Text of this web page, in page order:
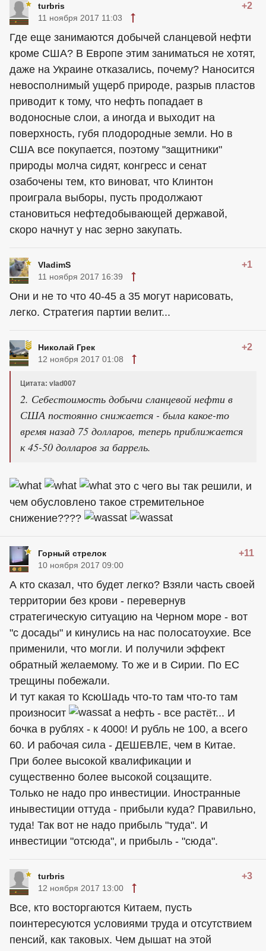
turbris +2
11 ноября 2017 11:03
Где еще занимаются добычей сланцевой нефти
кроме США? В Европе этим заниматься не хотят,
даже на Украине отказались, почему? Наносится
невосполнимый ущерб природе, разрыв пластов
приводит к тому, что нефть попадает в
водоносные слои, а иногда и выходит на
поверхность, губя плодородные земли. Но в
США все покупается, поэтому "защитники"
природы молча сидят, конгресс и сенат
озабочены тем, кто виноват, что Клинтон
проиграла выборы, пусть продолжают
становиться нефтедобывающей державой,
скоро начнут у нас зерно закупать.
VladimS +1
11 ноября 2017 16:39
Они и не то что 40-45 а 35 могут нарисовать,
легко. Стратегия партии велит...
Николай Грек +2
12 ноября 2017 01:08
Цитата: vlad007
2. Себестоимость добычи сланцевой нефти в
США постоянно снижается - была какое-то
время назад 75 долларов, теперь приближается
к 45-50 долларов за баррель.
это с чего вы так решили, и
чем обусловлено такое стремительное
снижение????
Горный стрелок +11
10 ноября 2017 09:00
А кто сказал, что будет легко? Взяли часть своей
территории без крови - перевернув
стратегическую ситуацию на Черном море - вот
"с досады" и кинулись на нас полосатоухие. Все
применили, что могли. И получили эффект
обратный желаемому. То же и в Сирии. По ЕС
трещины побежали.
И тут какая то КсюШадь что-то там что-то там
произносит
а нефть - все растёт... И
бочка в рублях - к 4000! И рубль не 100, а всего
60. И рабочая сила - ДЕШЕВЛЕ, чем в Китае.
При более высокой квалификации и
существенно более высокой соцзащите.
Только не надо про инвестиции. Иностранные
инывестиции оттуда - прибыли куда? Правильно,
туда! Так вот не надо прибыль "туда". И
инвестиции "отсюда", и прибыль - "сюда".
turbris +3
12 ноября 2017 13:00
Все, кто восторгаются Китаем, пусть
поинтересуются условиями труда и отсутствием
пенсий, как таковых. Чем дышат на этой